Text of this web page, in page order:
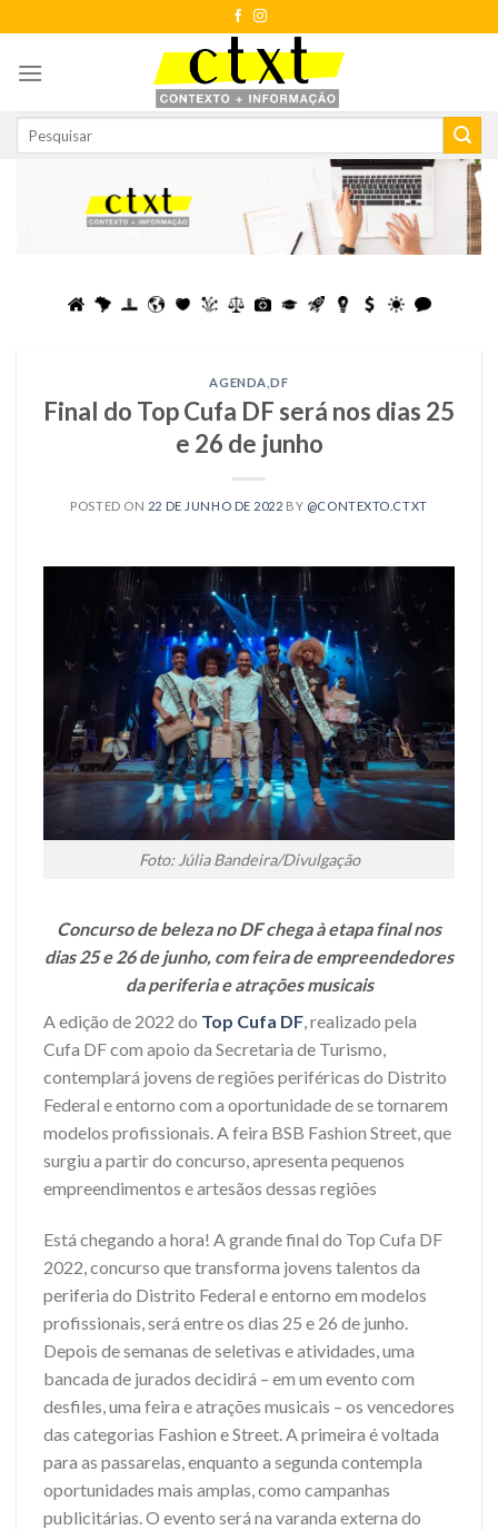
to
content
AGENDA ,DF
Final do Top Cufa DF será nos dias 25
e 26 de junho
POSTED ON 22 DE JUNHO DE 2022 BY @CONTEXTO.CTXT
Foto: Júlia Bandeira/Divulgação
Concurso de beleza no DF chega à etapa final nos
dias 25 e 26 de junho, com feira de empreendedores
da periferia e atrações musicais
A edição de 2022 do Top Cufa DF, realizado pela
Cufa DF com apoio da Secretaria de Turismo,
contemplará jovens de regiões periféricas do Distrito
Federal e entorno com a oportunidade de se tornarem
modelos profissionais. A feira BSB Fashion Street, que
surgiu a partir do concurso, apresenta pequenos
empreendimentos e artesãos dessas regiões
Está chegando a hora! A grande final do Top Cufa DF
2022, concurso que transforma jovens talentos da
periferia do Distrito Federal e entorno em modelos
profissionais, será entre os dias 25 e 26 de junho.
Depois de semanas de seletivas e atividades, uma
bancada de jurados decidirá – em um evento com
desfiles, uma feira e atrações musicais – os vencedores
das categorias Fashion e Street. A primeira é voltada
para as passarelas, enquanto a segunda contempla
oportunidades mais amplas, como campanhas
publicitárias. O evento será na varanda externa do